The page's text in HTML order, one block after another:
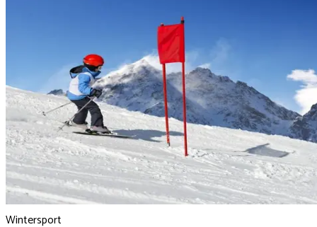
Wintersport